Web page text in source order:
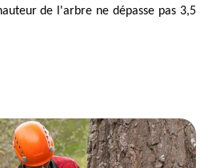
de l'arbre ne dépasse pas 3,5